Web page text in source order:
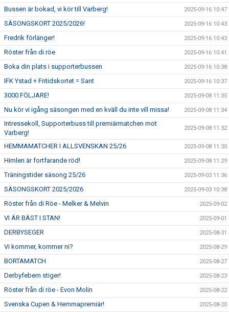
Bussen är bokad, vi kör till Varberg! 2025-09-16 10:47
SÄSONGSKORT 2025/2026! 2025-09-16 10:43
Fredrik förlänger! 2025-09-16 10:43
Röster från di röe 2025-09-16 10:41
Boka din plats i supporterbussen 2025-09-16 10:38
IFK Ystad + Fritidskortet = Sant 2025-09-16 10:37
3000 FÖLJARE! 2025-09-08 11:35
Nu kör vi igång säsongen med en kväll du inte vill missa! 2025-09-08 11:34
Intressekoll, Supporterbuss till premiärmatchen mot
Varberg!
2025-09-08 11:32
HEMMAMATCHER I ALLSVENSKAN 25/26 2025-09-08 11:30
Himlen är fortfarande röd! 2025-09-08 11:29
Träningstider säsong 25/26 2025-09-03 11:36
SÄSONGSKORT 2025/2026 2025-09-03 10:38
Röster från di Röe - Melker & Melvin 2025-09-02
VI ÄR BÄST I STAN! 2025-09-01
DERBYSEGER 2025-08-31
Vi kommer, kommer ni? 2025-08-29
BORTAMATCH 2025-08-27
Derbyfebern stiger! 2025-08-23
Röster från di röe - Evon Molin 2025-08-22
Svenska Cupen & Hemmapremiär! 2025-08-20